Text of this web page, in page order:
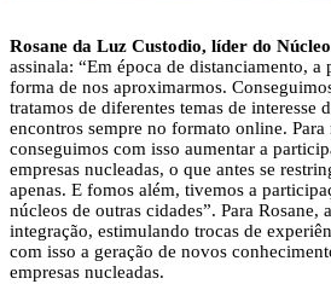
Rosane da Luz Custodio, líder do
assinala: “Em época de distanciamento, a
forma de nos aproximarmos.
tratamos de diferentes temas de interesse
encontros sempre no formato online. Para
conseguimos com isso aumentar a
empresas nucleadas, o que antes se
apenas. E fomos além, tivemos a
núcleos de outras cidades”. Para Rosane,
integração, estimulando trocas de
com isso a geração de novos
empresas nucleadas.